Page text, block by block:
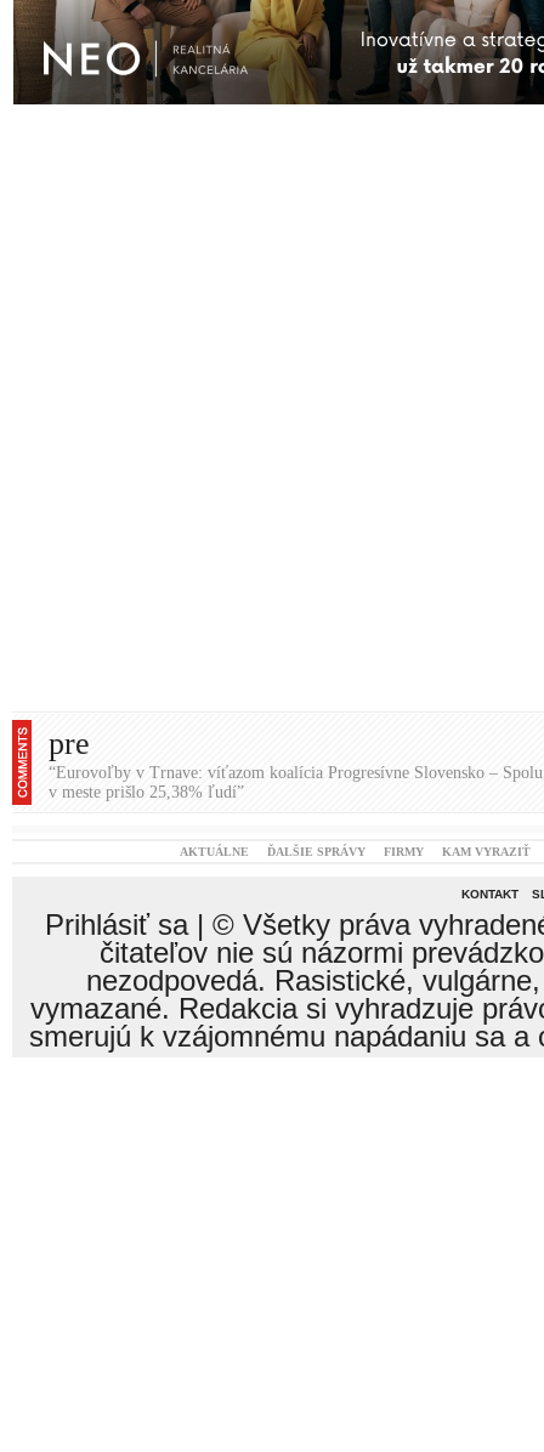
pre
“Eurovoľby v Trnave: víťazom koalícia Progresívne Slovensko –
v meste prišlo 25,38% ľudí”
AKTUÁLNE ĎALŠIE SPRÁVY FIRMY KAM VYRAZIŤ
KONTAKT
Prihlásiť sa| © Všetky práva
čitateľov nie sú názormi
nezodpovedá. Rasistické,
vymazané. Redakcia si vyhradzuje
smerujú k vzájomnému napádaniu sa